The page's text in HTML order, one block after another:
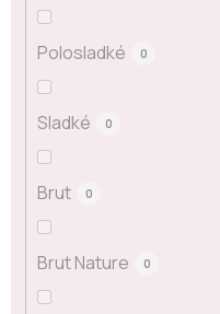
Polosladké 0
Sladké 0
Brut 0
Brut Nature 0